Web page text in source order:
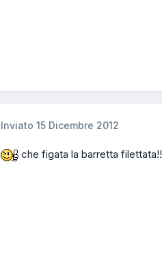
Inviato 15 Dicembre 2012
che figata la barretta filettata!!